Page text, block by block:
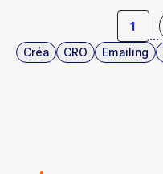
1
...
Créa
CRO Emailing